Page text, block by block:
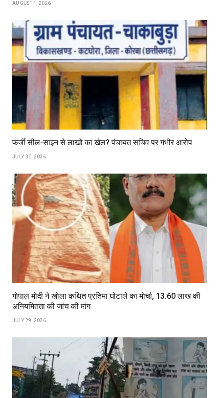
AUGUST 1, 2026
फर्जी सील-साइन से लाखों का खेल? पंचायत सचिव पर गंभीर आरोप
JULY 30, 2026
गोपाल मोदी ने खोला कथित प्रतिमा घोटाले का मोर्चा, ₹13.60 लाख की
अनियमितता की जांच की मांग
JULY 29, 2026